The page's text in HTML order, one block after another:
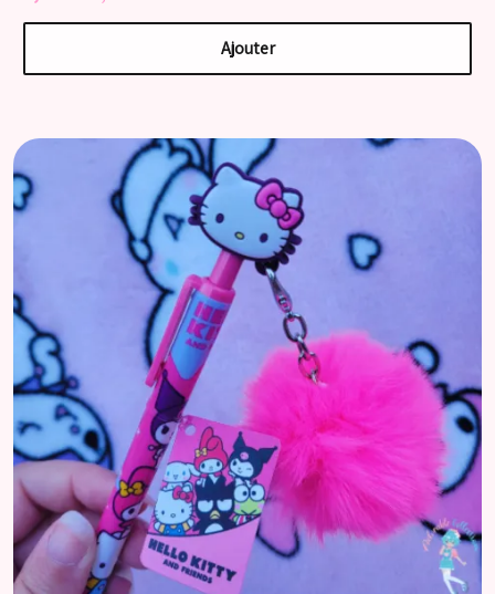
Ajouter